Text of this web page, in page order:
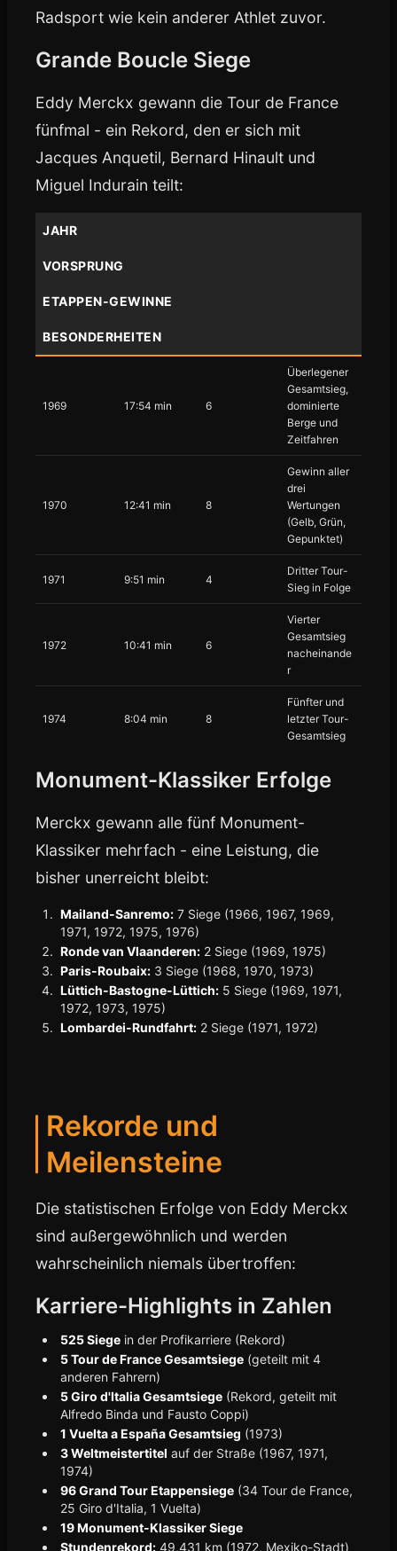
Radsport wie kein anderer Athlet zuvor.
Grande Boucle Siege
Eddy Merckx gewann die Tour de France
fünfmal - ein Rekord, den er sich mit
Jacques Anquetil, Bernard Hinault und
Miguel Indurain teilt:
JAHR
VORSPRUNG
ETAPPEN-GEWINNE
BESONDERHEITEN
1969 17:54 min 6
Überlegener
Gesamtsieg,
dominierte
Berge und
Zeitfahren
1970 12:41 min 8
Gewinn aller
drei
Wertungen
(Gelb, Grün,
Gepunktet)
1971 9:51 min 4
Dritter Tour-
Sieg in Folge
1972 10:41 min 6
Vierter
Gesamtsieg
nacheinande
r
1974 8:04 min 8
Fünfter und
letzter Tour-
Gesamtsieg
Monument-Klassiker Erfolge
Merckx gewann alle fünf Monument-
Klassiker mehrfach - eine Leistung, die
bisher unerreicht bleibt:
Mailand-Sanremo: 7 Siege (1966, 1967, 1969,
1971, 1972, 1975, 1976)
Ronde van Vlaanderen: 2 Siege (1969, 1975)
Paris-Roubaix: 3 Siege (1968, 1970, 1973)
Lüttich-Bastogne-Lüttich: 5 Siege (1969, 1971,
1972, 1973, 1975)
Lombardei-Rundfahrt: 2 Siege (1971, 1972)
Rekorde und
Meilensteine
Die statistischen Erfolge von Eddy Merckx
sind außergewöhnlich und werden
wahrscheinlich niemals übertroffen:
Karriere-Highlights in Zahlen
525 Siege in der Profikarriere (Rekord)
5 Tour de France Gesamtsiege (geteilt mit 4
anderen Fahrern)
5 Giro d'Italia Gesamtsiege (Rekord, geteilt mit
Alfredo Binda und Fausto Coppi)
1 Vuelta a España Gesamtsieg (1973)
3 Weltmeistertitel auf der Straße (1967, 1971,
1974)
96 Grand Tour Etappensiege (34 Tour de France,
25 Giro d'Italia, 1 Vuelta)
19 Monument-Klassiker Siege
Stundenrekord: 49,431 km (1972, Mexiko-Stadt)